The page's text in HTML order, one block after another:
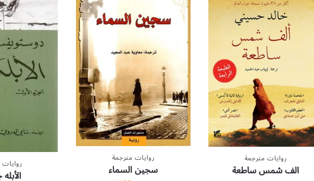
روايات مترجمة
الف شمس ساطعة
روايات مترجمة
سجين السماء